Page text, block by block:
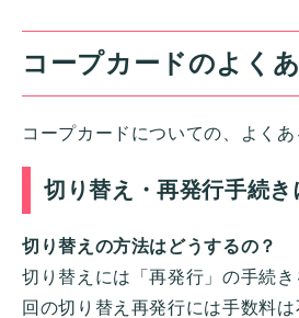
コープカードのよく
コープカードについての、よくあ
切り替え・再発行手続き
切り替えの方法はどうするの？
切り替えには「再発行」の手続
回の切り替え再発行には手数料